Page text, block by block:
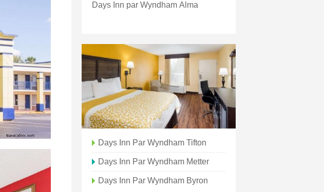
Days Inn par Wyndham Alma
Days Inn Par Wyndham Tifton
Days Inn Par Wyndham Metter
Days Inn Par Wyndham Byron